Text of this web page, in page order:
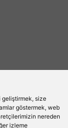
geliştirmek, size
göstermek, web
nereden
izleme